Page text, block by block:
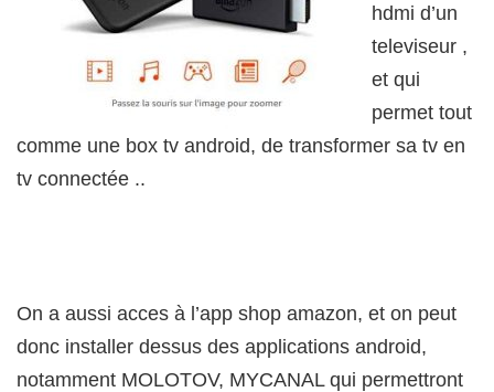
hdmi d’un
televiseur ,
et qui
permet tout
comme une box tv android, de transformer sa tv en
tv connectée ..
On a aussi acces à l’app shop amazon, et on peut
donc installer dessus des applications android,
notamment MOLOTOV, MYCANAL qui permettront